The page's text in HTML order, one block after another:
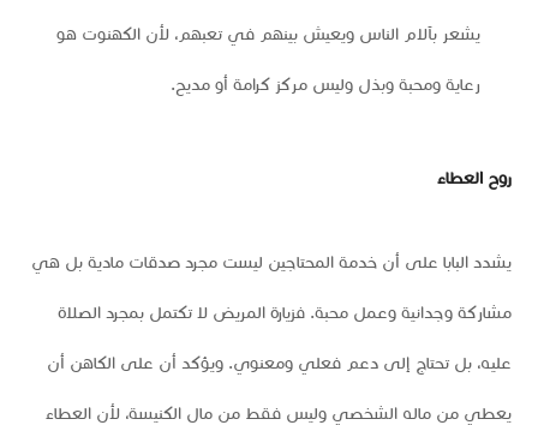
يشعر بآلام الناس ويعيش بينهم في تعبهم، لأن الكهنوت هو
رعاية ومحبة وبذل وليس مركز كرامة أو مديح.
روح العطاء
يشدد البابا على أن خدمة المحتاجين ليست مجرد صدقات مادية بل هي
مشاركة وجدانية وعمل محبة. فزيارة المريض لا تكتمل بمجرد الصلاة
عليه، بل تحتاج إلى دعم فعلي ومعنوي. ويؤكد أن على الكاهن أن
يعطي من ماله الشخصي وليس فقط من مال الكنيسة، لأن العطاء